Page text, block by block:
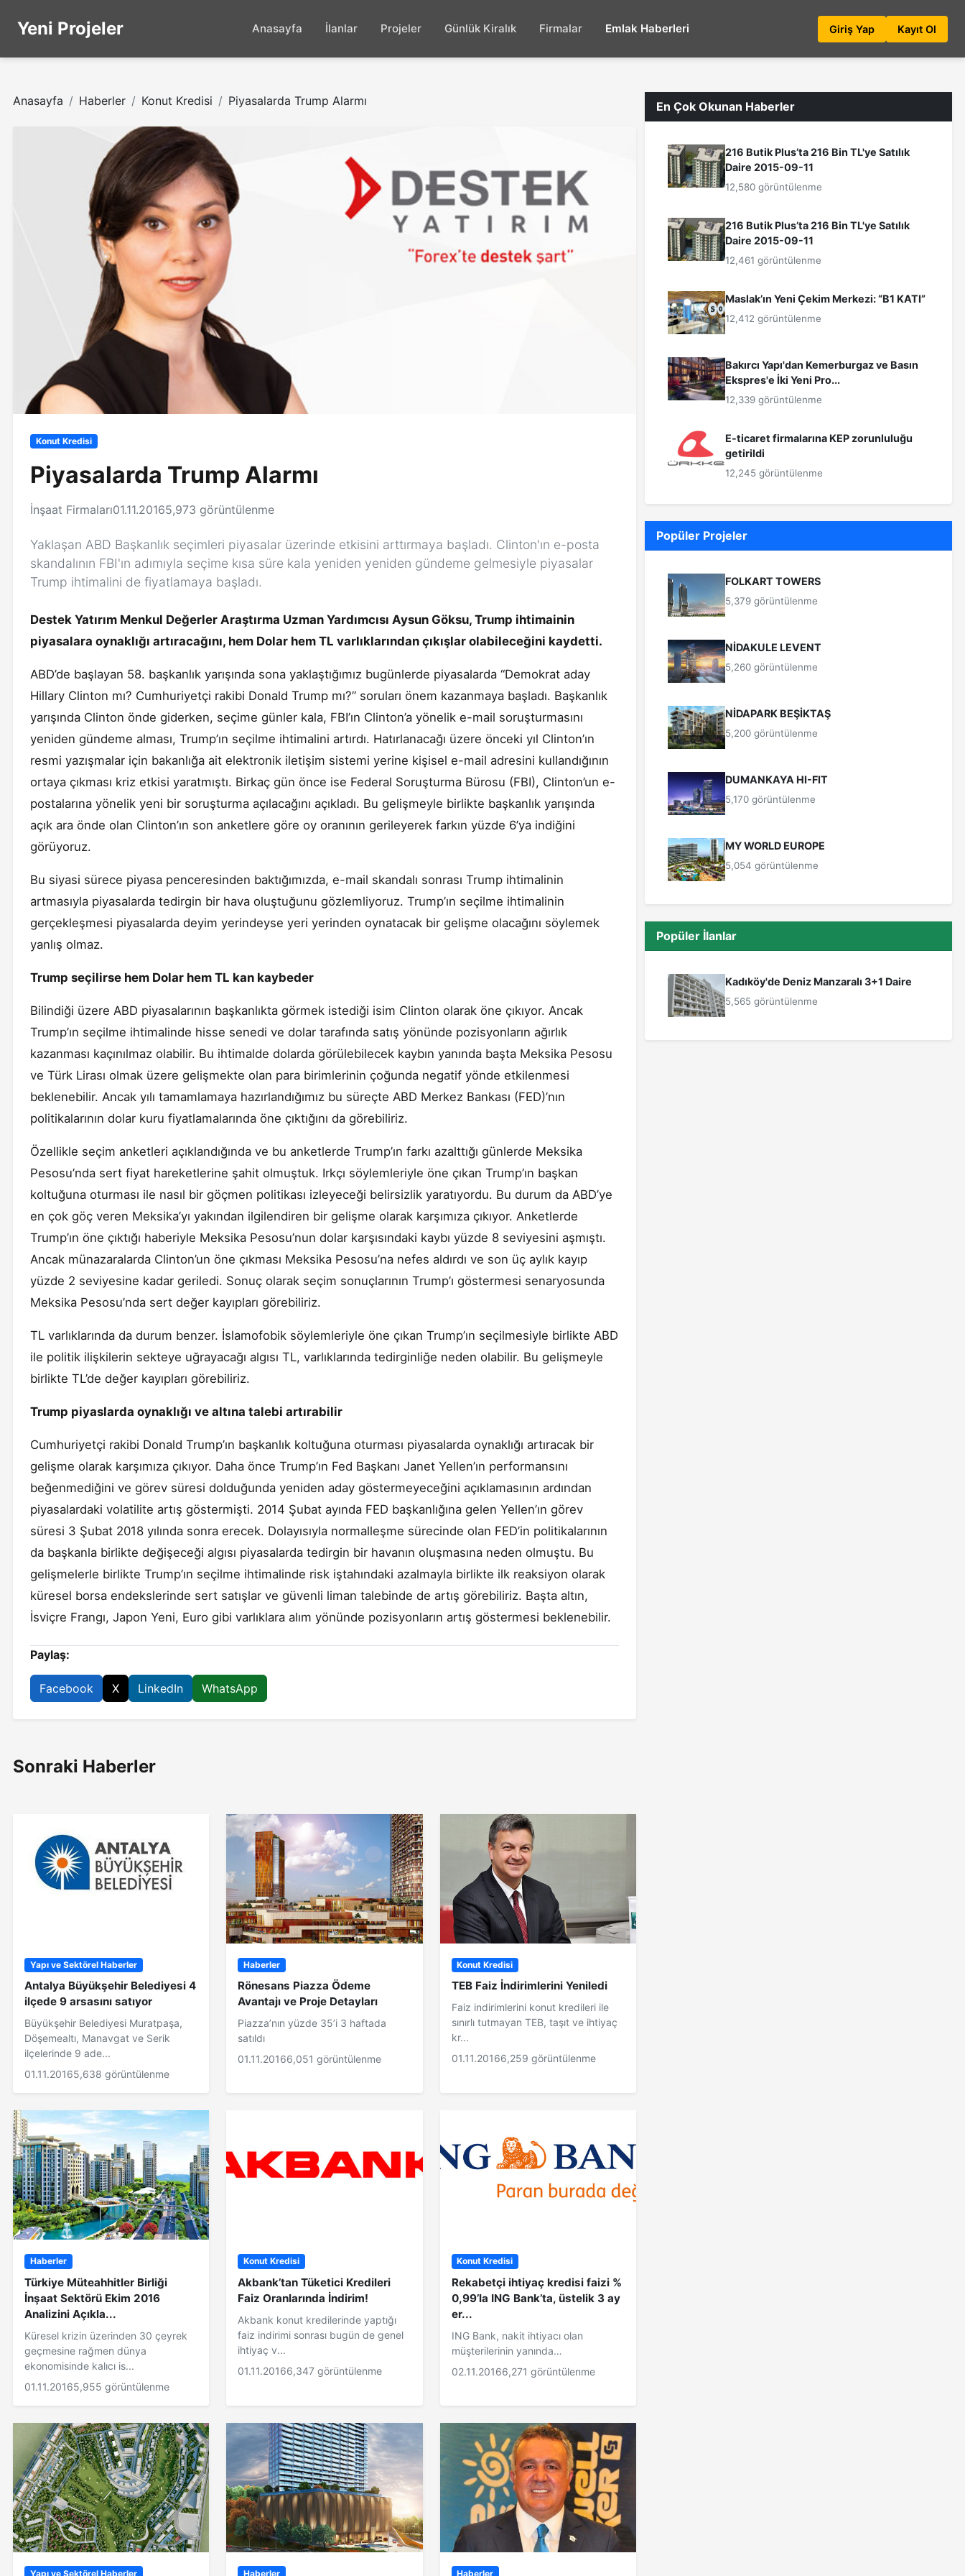
Yeni Projeler Anasayfa İlanlar Projeler Günlük Kiralık Firmalar Emlak Haberleri Giriş Yap Kayıt Ol
Anasayfa Haberler Konut Kredisi Piyasalarda Trump Alarmı
Konut Kredisi
Piyasalarda Trump Alarmı
İnşaat Firmaları01.11.20165,973 görüntülenme
Yaklaşan ABD Başkanlık seçimleri piyasalar üzerinde etkisini arttırmaya başladı. Clinton'ın e-posta
skandalının FBI'ın adımıyla seçime kısa süre kala yeniden yeniden gündeme gelmesiyle piyasalar
Trump ihtimalini de fiyatlamaya başladı.
Destek Yatırım Menkul Değerler Araştırma Uzman Yardımcısı Aysun Göksu, Trump ihtimainin
piyasalara oynaklığı artıracağını, hem Dolar hem TL varlıklarından çıkışlar olabileceğini kaydetti.
ABD’de başlayan 58. başkanlık yarışında sona yaklaştığımız bugünlerde piyasalarda “Demokrat aday
Hillary Clinton mı? Cumhuriyetçi rakibi Donald Trump mı?” soruları önem kazanmaya başladı. Başkanlık
yarışında Clinton önde giderken, seçime günler kala, FBI’ın Clinton’a yönelik e-mail soruşturmasını
yeniden gündeme alması, Trump’ın seçilme ihtimalini artırdı. Hatırlanacağı üzere önceki yıl Clinton’ın
resmi yazışmalar için bakanlığa ait elektronik iletişim sistemi yerine kişisel e-mail adresini kullandığının
ortaya çıkması kriz etkisi yaratmıştı. Birkaç gün önce ise Federal Soruşturma Bürosu (FBI), Clinton’un e-
postalarına yönelik yeni bir soruşturma açılacağını açıkladı. Bu gelişmeyle birlikte başkanlık yarışında
açık ara önde olan Clinton’ın son anketlere göre oy oranının gerileyerek farkın yüzde 6’ya indiğini
görüyoruz.
Bu siyasi sürece piyasa penceresinden baktığımızda, e-mail skandalı sonrası Trump ihtimalinin
artmasıyla piyasalarda tedirgin bir hava oluştuğunu gözlemliyoruz. Trump’ın seçilme ihtimalinin
gerçekleşmesi piyasalarda deyim yerindeyse yeri yerinden oynatacak bir gelişme olacağını söylemek
yanlış olmaz.
Trump seçilirse hem Dolar hem TL kan kaybeder
Bilindiği üzere ABD piyasalarının başkanlıkta görmek istediği isim Clinton olarak öne çıkıyor. Ancak
Trump’ın seçilme ihtimalinde hisse senedi ve dolar tarafında satış yönünde pozisyonların ağırlık
kazanması kaçınılmaz olabilir. Bu ihtimalde dolarda görülebilecek kaybın yanında başta Meksika Pesosu
ve Türk Lirası olmak üzere gelişmekte olan para birimlerinin çoğunda negatif yönde etkilenmesi
beklenebilir. Ancak yılı tamamlamaya hazırlandığımız bu süreçte ABD Merkez Bankası (FED)’nın
politikalarının dolar kuru fiyatlamalarında öne çıktığını da görebiliriz.
Özellikle seçim anketleri açıklandığında ve bu anketlerde Trump’ın farkı azalttığı günlerde Meksika
Pesosu’nda sert fiyat hareketlerine şahit olmuştuk. Irkçı söylemleriyle öne çıkan Trump’ın başkan
koltuğuna oturması ile nasıl bir göçmen politikası izleyeceği belirsizlik yaratıyordu. Bu durum da ABD’ye
en çok göç veren Meksika’yı yakından ilgilendiren bir gelişme olarak karşımıza çıkıyor. Anketlerde
Trump’ın öne çıktığı haberiyle Meksika Pesosu’nun dolar karşısındaki kaybı yüzde 8 seviyesini aşmıştı.
Ancak münazaralarda Clinton’un öne çıkması Meksika Pesosu’na nefes aldırdı ve son üç aylık kayıp
yüzde 2 seviyesine kadar geriledi. Sonuç olarak seçim sonuçlarının Trump’ı göstermesi senaryosunda
Meksika Pesosu’nda sert değer kayıpları görebiliriz.
TL varlıklarında da durum benzer. İslamofobik söylemleriyle öne çıkan Trump’ın seçilmesiyle birlikte ABD
ile politik ilişkilerin sekteye uğrayacağı algısı TL, varlıklarında tedirginliğe neden olabilir. Bu gelişmeyle
birlikte TL’de değer kayıpları görebiliriz.
Trump piyaslarda oynaklığı ve altına talebi artırabilir
Cumhuriyetçi rakibi Donald Trump’ın başkanlık koltuğuna oturması piyasalarda oynaklığı artıracak bir
gelişme olarak karşımıza çıkıyor. Daha önce Trump’ın Fed Başkanı Janet Yellen’ın performansını
beğenmediğini ve görev süresi dolduğunda yeniden aday göstermeyeceğini açıklamasının ardından
piyasalardaki volatilite artış göstermişti. 2014 Şubat ayında FED başkanlığına gelen Yellen’ın görev
süresi 3 Şubat 2018 yılında sonra erecek. Dolayısıyla normalleşme sürecinde olan FED’in politikalarının
da başkanla birlikte değişeceği algısı piyasalarda tedirgin bir havanın oluşmasına neden olmuştu. Bu
gelişmelerle birlikte Trump’ın seçilme ihtimalinde risk iştahındaki azalmayla birlikte ilk reaksiyon olarak
küresel borsa endekslerinde sert satışlar ve güvenli liman talebinde de artış görebiliriz. Başta altın,
İsviçre Frangı, Japon Yeni, Euro gibi varlıklara alım yönünde pozisyonların artış göstermesi beklenebilir.
Paylaş:
Facebook X LinkedIn WhatsApp
Sonraki Haberler
Yapı ve Sektörel Haberler
Antalya Büyükşehir Belediyesi 4
ilçede 9 arsasını satıyor
Büyükşehir Belediyesi Muratpaşa,
Döşemealtı, Manavgat ve Serik
ilçelerinde 9 ade...
01.11.20165,638 görüntülenme
Haberler
Rönesans Piazza Ödeme
Avantajı ve Proje Detayları
Piazza’nın yüzde 35’i 3 haftada
satıldı
01.11.20166,051 görüntülenme
Konut Kredisi
TEB Faiz İndirimlerini Yeniledi
Faiz indirimlerini konut kredileri ile
sınırlı tutmayan TEB, taşıt ve ihtiyaç
kr...
01.11.20166,259 görüntülenme
Haberler
Türkiye Müteahhitler Birliği
İnşaat Sektörü Ekim 2016
Analizini Açıkla...
Küresel krizin üzerinden 30 çeyrek
geçmesine rağmen dünya
ekonomisinde kalıcı is...
01.11.20165,955 görüntülenme
Konut Kredisi
Akbank’tan Tüketici Kredileri
Faiz Oranlarında İndirim!
Akbank konut kredilerinde yaptığı
faiz indirimi sonrası bugün de genel
ihtiyaç v...
01.11.20166,347 görüntülenme
Konut Kredisi
Rekabetçi ihtiyaç kredisi faizi %
0,99’la ING Bank’ta, üstelik 3 ay
er...
ING Bank, nakit ihtiyacı olan
müşterilerinin yanında…
02.11.20166,271 görüntülenme
Yapı ve Sektörel Haberler Haberler Haberler
En Çok Okunan Haberler
216 Butik Plus’ta 216 Bin TL'ye Satılık
Daire 2015-09-11
12,580 görüntülenme
216 Butik Plus’ta 216 Bin TL'ye Satılık
Daire 2015-09-11
12,461 görüntülenme
Maslak’ın Yeni Çekim Merkezi: “B1 KATI”
12,412 görüntülenme
Bakırcı Yapı'dan Kemerburgaz ve Basın
Ekspres'e İki Yeni Pro...
12,339 görüntülenme
E-ticaret firmalarına KEP zorunluluğu
getirildi
12,245 görüntülenme
Popüler Projeler
FOLKART TOWERS
5,379 görüntülenme
NİDAKULE LEVENT
5,260 görüntülenme
NİDAPARK BEŞİKTAŞ
5,200 görüntülenme
DUMANKAYA HI-FIT
5,170 görüntülenme
MY WORLD EUROPE
5,054 görüntülenme
Popüler İlanlar
Kadıköy'de Deniz Manzaralı 3+1 Daire
5,565 görüntülenme